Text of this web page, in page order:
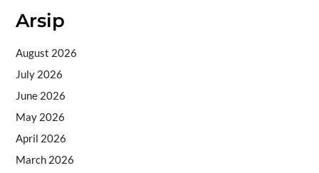
Arsip
August 2026
July 2026
June 2026
May 2026
April 2026
March 2026